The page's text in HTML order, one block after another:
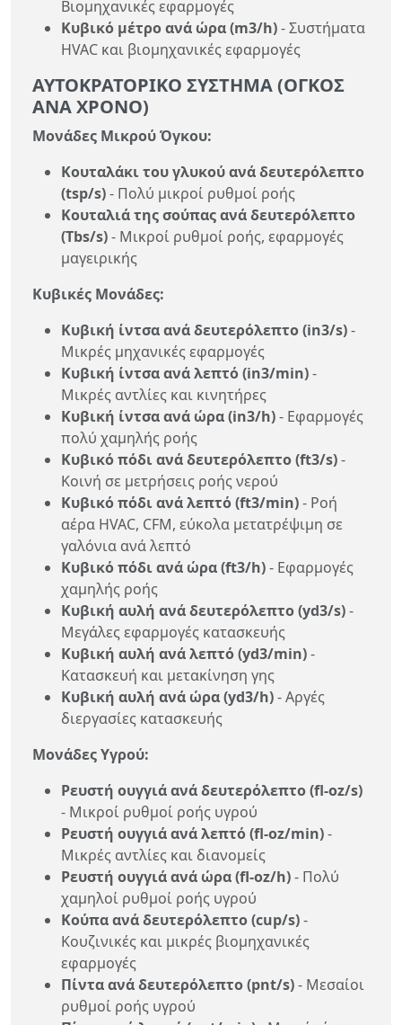
Βιομηχανικές εφαρμογές
Κυβικό μέτρο ανά ώρα (m3/h)- Συστήματα
HVAC και βιομηχανικές εφαρμογές
ΑΥΤΟΚΡΑΤΟΡΙΚΌ ΣΎΣΤΗΜΑ (ΌΓΚΟΣ
ΑΝΆ ΧΡΌΝΟ)
Μονάδες Μικρού Όγκου:
Κουταλάκι του γλυκού ανά δευτερόλεπτο
(tsp/s)- Πολύ μικροί ρυθμοί ροής
Κουταλιά της σούπας ανά δευτερόλεπτο
(Tbs/s)- Μικροί ρυθμοί ροής, εφαρμογές
μαγειρικής
Κυβικές Μονάδες:
Κυβική ίντσα ανά δευτερόλεπτο (in3/s)-
Μικρές μηχανικές εφαρμογές
Κυβική ίντσα ανά λεπτό (in3/min)-
Μικρές αντλίες και κινητήρες
Κυβική ίντσα ανά ώρα (in3/h)- Εφαρμογές
πολύ χαμηλής ροής
Κυβικό πόδι ανά δευτερόλεπτο (ft3/s)-
Κοινή σε μετρήσεις ροής νερού
Κυβικό πόδι ανά λεπτό (ft3/min)- Ροή
αέρα HVAC, CFM, εύκολα μετατρέψιμη σε
γαλόνια ανά λεπτό
Κυβικό πόδι ανά ώρα (ft3/h)- Εφαρμογές
χαμηλής ροής
Κυβική αυλή ανά δευτερόλεπτο (yd3/s)-
Μεγάλες εφαρμογές κατασκευής
Κυβική αυλή ανά λεπτό (yd3/min)-
Κατασκευή και μετακίνηση γης
Κυβική αυλή ανά ώρα (yd3/h)- Αργές
διεργασίες κατασκευής
Μονάδες Υγρού:
Ρευστή ουγγιά ανά δευτερόλεπτο (fl-oz/s)
- Μικροί ρυθμοί ροής υγρού
Ρευστή ουγγιά ανά λεπτό (fl-oz/min)-
Μικρές αντλίες και διανομείς
Ρευστή ουγγιά ανά ώρα (fl-oz/h)- Πολύ
χαμηλοί ρυθμοί ροής υγρού
Κούπα ανά δευτερόλεπτο (cup/s)-
Κουζινικές και μικρές βιομηχανικές
εφαρμογές
Πίντα ανά δευτερόλεπτο (pnt/s)- Μεσαίοι
ρυθμοί ροής υγρού